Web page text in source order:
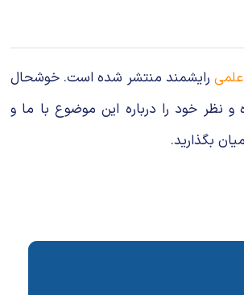
رایشمند منتشر شده است. خوشحال
و نظر خود را درباره این موضوع با ما و
بگذارید.